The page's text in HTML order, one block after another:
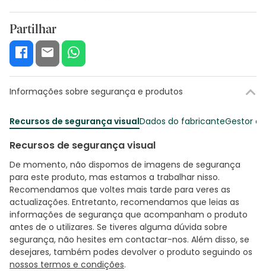
Partilhar
Informações sobre segurança e produtos
Recursos de segurança visualDados do fabricanteGestor
Recursos de segurança visual
De momento, não dispomos de imagens de segurança
para este produto, mas estamos a trabalhar nisso.
Recomendamos que voltes mais tarde para veres as
actualizações. Entretanto, recomendamos que leias as
informações de segurança que acompanham o produto
antes de o utilizares. Se tiveres alguma dúvida sobre
segurança, não hesites em contactar-nos. Além disso, se
desejares, também podes devolver o produto seguindo os
nossos termos e condições.